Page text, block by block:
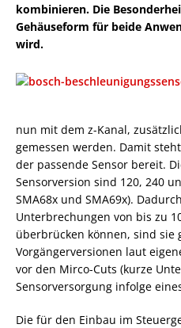
kombinieren. Die
Gehäuseform für beide
wird.
nun mit dem z-Kanal,
gemessen werden. Damit
der passende Sensor bereit.
Sensorversion sind 120, 240
SMA68x und SMA69x).
Unterbrechungen von bis zu
überbrücken können, sind sie
Vorgängerversionen laut
vor den Mirco-Cuts (kurze
Sensorversorgung infolge
Die für den Einbau im